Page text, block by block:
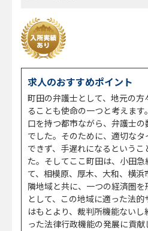
求人のおすすめポイント
町田の弁護士として、地元の
ることも使命の一つと考えま
口を持つ都市ながら、弁護士
でした。そのために、適切な
できず、手遅れになるという
た。そしてここ町田は、小田
て、相模原、厚木、大和、横
隣地域と共に、一つの経済圏
として、この地域に適った法
はもとより、裁判所機能ない
った法律行政機能の発展に貢献